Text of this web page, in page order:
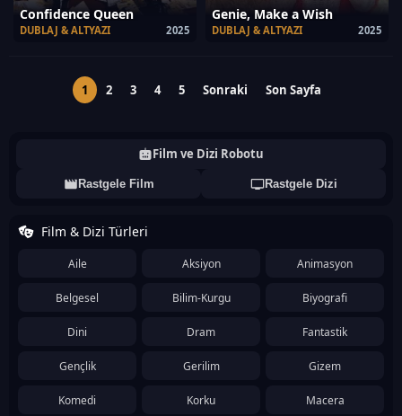
Confidence Queen
2025
DUBLAJ & ALTYAZI
Genie, Make a Wish
2025
DUBLAJ & ALTYAZI
1 2 3 4 5 Sonraki Son Sayfa
Film ve Dizi Robotu
Rastgele Film Rastgele Dizi
Film & Dizi Türleri
Aile Aksiyon Animasyon
Belgesel Bilim-Kurgu Biyografi
Dini Dram Fantastik
Gençlik Gerilim Gizem
Komedi Korku Macera